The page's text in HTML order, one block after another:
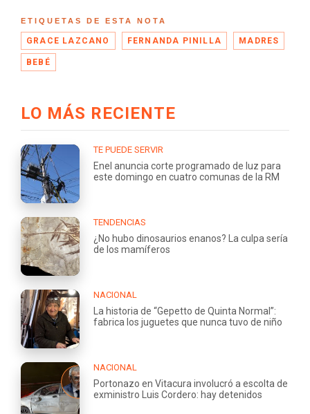
ETIQUETAS DE ESTA NOTA
GRACE LAZCANO FERNANDA PINILLA MADRES
BEBÉ
LO MÁS RECIENTE
TE PUEDE SERVIR
Enel anuncia corte programado de luz para
este domingo en cuatro comunas de la RM
TENDENCIAS
¿No hubo dinosaurios enanos? La culpa sería
de los mamíferos
NACIONAL
La historia de “Gepetto de Quinta Normal”:
fabrica los juguetes que nunca tuvo de niño
NACIONAL
Portonazo en Vitacura involucró a escolta de
exministro Luis Cordero: hay detenidos